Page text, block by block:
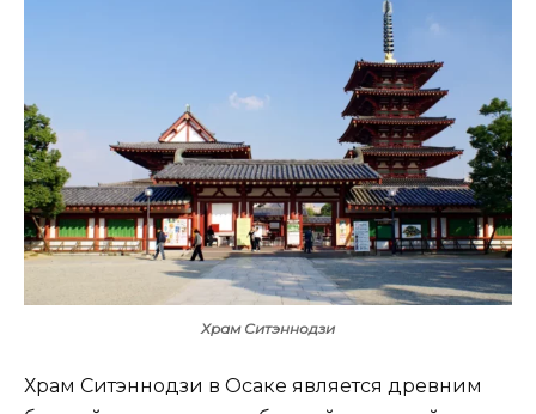
Храм Ситэннодзи
Храм Ситэннодзи в Осаке является древним